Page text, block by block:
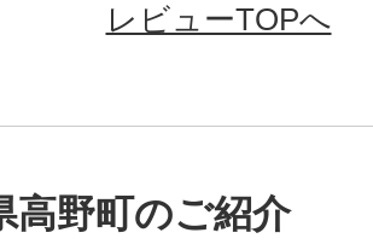
レビューTOPへ
高野町のご紹介